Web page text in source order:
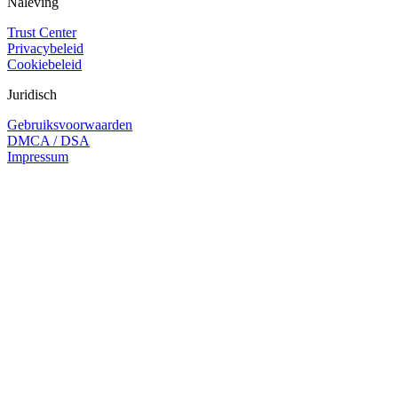
Trust Center
Privacybeleid
Cookiebeleid
Juridisch
Gebruiksvoorwaarden
DMCA / DSA
Impressum